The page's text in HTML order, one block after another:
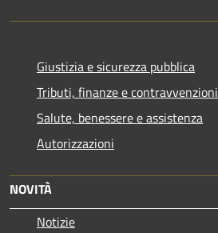
Giustizia e sicurezza pubblica
Tributi, finanze e contravvenzioni
Salute, benessere e assistenza
Autorizzazioni
NOVITÀ
Notizie